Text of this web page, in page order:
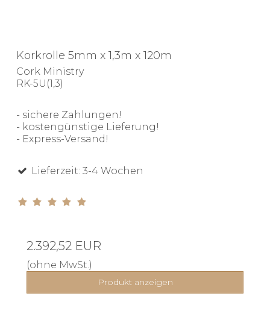
Korkrolle 5mm x 1,3m x 120m
Cork Ministry
RK-5U(1,3)
- sichere Zahlungen!
- kostengünstige Lieferung!
- Express-Versand!
Lieferzeit: 3-4 Wochen
2.392,52 EUR
(ohne MwSt.)
Produkt anzeigen